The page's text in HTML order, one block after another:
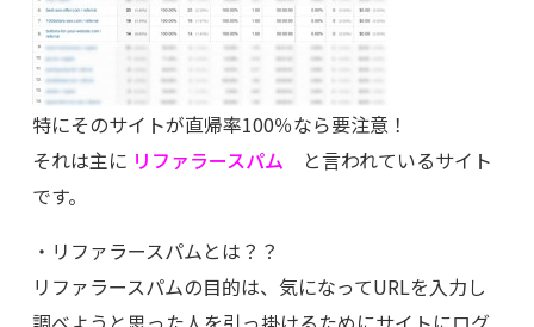
特にそのサイトが直帰率100％なら要注意！
それは主に リファラースパム と言われているサイト
です。
・リファラースパムとは？？
リファラースパムの目的は、気になってURLを入力し